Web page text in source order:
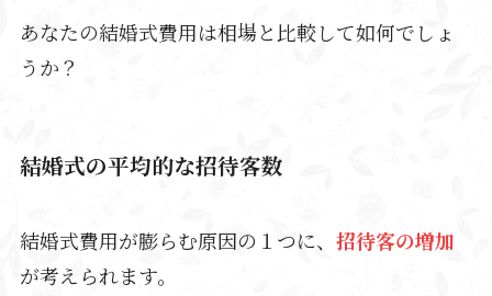
あなたの結婚式費用は相場と比較して如何でしょ
うか？
結婚式の平均的な招待客数
結婚式費用が膨らむ原因の１つに、 招待客の増加
が考えられます。